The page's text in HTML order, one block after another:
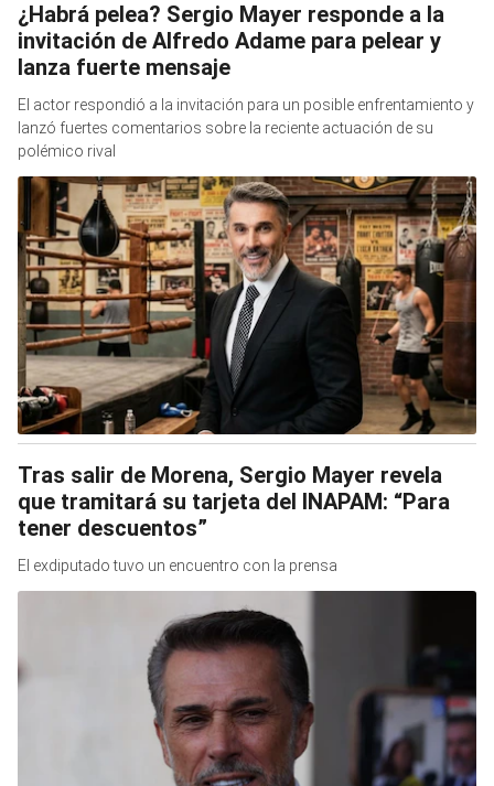
¿Habrá pelea? Sergio Mayer responde a la
invitación de Alfredo Adame para pelear y
lanza fuerte mensaje
El actor respondió a la invitación para un posible enfrentamiento y
lanzó fuertes comentarios sobre la reciente actuación de su
polémico rival
Tras salir de Morena, Sergio Mayer revela
que tramitará su tarjeta del INAPAM: “Para
tener descuentos”
El exdiputado tuvo un encuentro con la prensa